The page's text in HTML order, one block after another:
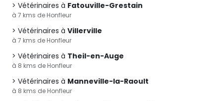
Vétérinaires à Fatouville-Grestain
à 7 kms de Honfleur
Vétérinaires à Villerville
à 7 kms de Honfleur
Vétérinaires à Theil-en-Auge
à 8 kms de Honfleur
Vétérinaires à Manneville-la-Raoult
à 8 kms de Honfleur